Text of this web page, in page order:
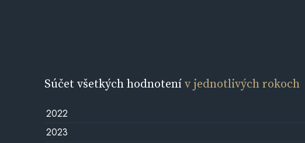
Súčet všetkých hodnotenív jednotlivých rokoch
2022
2023